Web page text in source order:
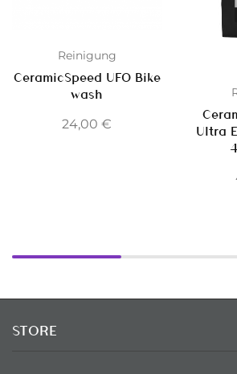
Reinigung
CeramicSpeed UFO Bike
wash
24,00€
Ultra
STORE